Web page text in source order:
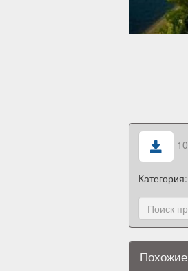
Категория: